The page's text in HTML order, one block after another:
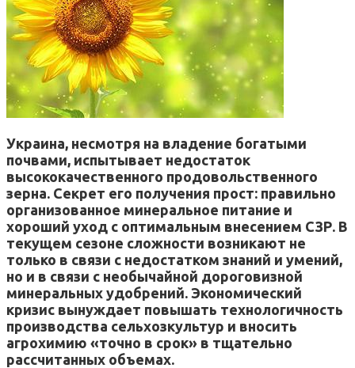
Украина, несмотря на владение богатыми
почвами, испытывает недостаток
высококачественного продовольственного
зерна. Секрет его получения прост: правильно
организованное минеральное питание и
хороший уход с оптимальным внесением СЗР. В
текущем сезоне сложности возникают не
только в связи с недостатком знаний и умений,
но и в связи с необычайной дороговизной
минеральных удобрений. Экономический
кризис вынуждает повышать технологичность
производства сельхозкультур и вносить
агрохимию «точно в срок» в тщательно
рассчитанных объемах.